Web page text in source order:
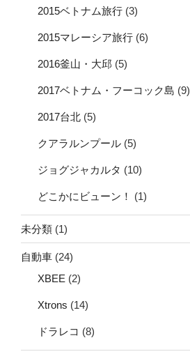
2015ベトナム旅行 (3)
2015マレーシア旅行 (6)
2016釜山・大邱 (5)
2017ベトナム・フーコック島 (9)
2017台北 (5)
クアラルンプール (5)
ジョグジャカルタ (10)
どこかにビューン！ (1)
未分類 (1)
自動車 (24)
XBEE (2)
Xtrons (14)
ドラレコ (8)